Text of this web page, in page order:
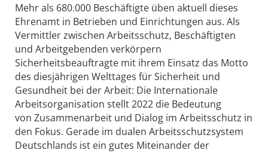
Mehr als 680.000 Beschäftigte üben aktuell dieses
Ehrenamt in Betrieben und Einrichtungen aus. Als
Vermittler zwischen Arbeitsschutz, Beschäftigten
und Arbeitgebenden verkörpern
Sicherheitsbeauftragte mit ihrem Einsatz das Motto
des diesjährigen Welttages für Sicherheit und
Gesundheit bei der Arbeit: Die Internationale
Arbeitsorganisation stellt 2022 die Bedeutung
von Zusammenarbeit und Dialog im Arbeitsschutz in
den Fokus. Gerade im dualen Arbeitsschutzsystem
Deutschlands ist ein gutes Miteinander der